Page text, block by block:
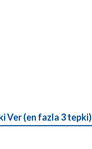
Ver (en fazla 3 tepki)